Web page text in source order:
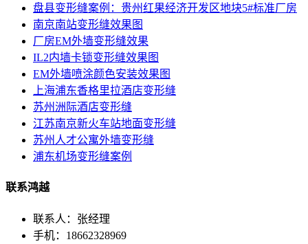
盘县变形缝案例：贵州红果经济开发区地块5#标准厂房
南京南站变形缝效果图
厂房EM外墙变形缝效果
IL2内墙卡锁变形缝效果图
EM外墙喷涂颜色安装效果图
上海浦东香格里拉酒店变形缝
苏州洲际酒店变形缝
江苏南京新火车站地面变形缝
苏州人才公寓外墙变形缝
浦东机场变形缝案例
联系鸿越
联系人：张经理
手机：18662328969